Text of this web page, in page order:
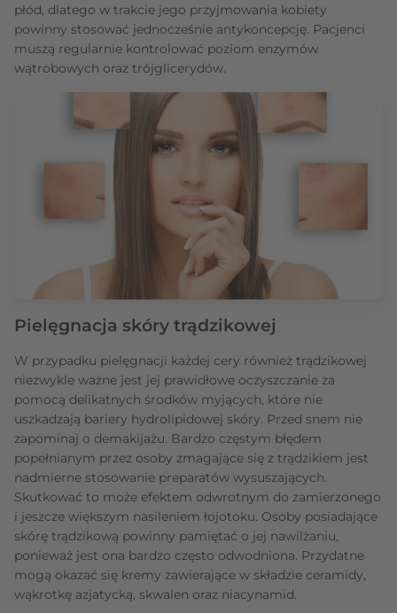
płód, dlatego w trakcie jego przyjmowania kobiety
powinny stosować jednocześnie antykoncepcję. Pacjenci
muszą regularnie kontrolować poziom enzymów
wątrobowych oraz trójglicerydów.
Pielęgnacja skóry trądzikowej
W przypadku pielęgnacji każdej cery również trądzikowej
niezwykle ważne jest jej prawidłowe oczyszczanie za
pomocą delikatnych środków myjących, które nie
uszkadzają bariery hydrolipidowej skóry. Przed snem nie
zapominaj o demakijażu. Bardzo częstym błędem
popełnianym przez osoby zmagające się z trądzikiem jest
nadmierne stosowanie preparatów wysuszających.
Skutkować to może efektem odwrotnym do zamierzonego
i jeszcze większym nasileniem łojotoku. Osoby posiadające
skórę trądzikową powinny pamiętać o jej nawilżaniu,
ponieważ jest ona bardzo często odwodniona. Przydatne
mogą okazać się kremy zawierające w składzie ceramidy,
wąkrotkę azjatycką, skwalen oraz niacynamid.